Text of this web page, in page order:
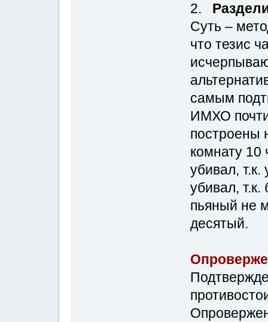
2.
Суть –
что тезис
самым
ИМХО
построены
комнату 10
убивал, т.к.
убивал,
пьяный не
десятый.